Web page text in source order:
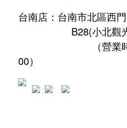
台南店：台南市北區西
B28(小
（營
00）